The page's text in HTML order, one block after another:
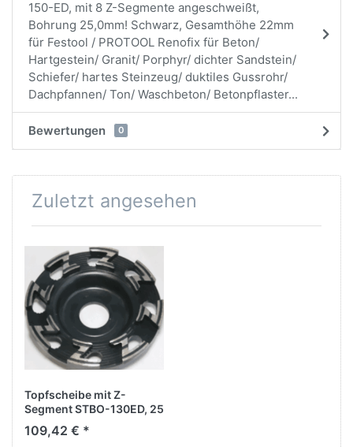
150-ED, mit 8 Z-Segmente angeschweißt,
Bohrung 25,0mm! Schwarz, Gesamthöhe 22mm
für Festool / PROTOOL Renofix für Beton/
Hartgestein/ Granit/ Porphyr/ dichter Sandstein/
Schiefer/ hartes Steinzeug/ duktiles Gussrohr/
Dachpfannen/ Ton/ Waschbeton/ Betonpflaster...
Bewertungen 0
Zuletzt angesehen
Topfscheibe mit Z-
Segment STBO-130ED, 25
mm für Festool PROTOOL
Renofix
109,42 € *